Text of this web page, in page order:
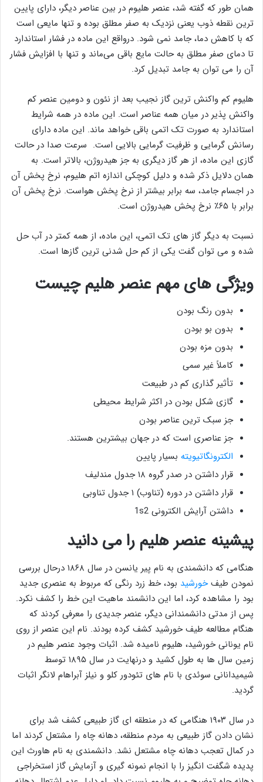
همان طور که گفته شد، عنصر هلیوم در بین عناصر دیگر، دارای پایین‌
ترین نقطه ذوب یعنی نزدیک به صفر مطلق بوده و تنها مایعی است
که با کاهش دما، جامد نمی شود. درواقع این ماده در فشار استاندارد
تا دمای صفر مطلق به حالت مایع باقی می‌ماند و تنها با افزایش فشار
آن را می توان به جامد تبدیل کرد.
هلیوم کم واکنش ترین گاز نجیب بعد از نئون و دومین عنصر کم
واکنش پذیر در میان همه عناصر است. این ماده در همه شرایط
استاندارد به صورت تک ‌اتمی باقی خواهد ‌ماند. این ماده دارای
رسانش گرمایی و ظرفیت گرمایی بالایی است. سرعت صدا در حالت
گازی این ماده، از هر گاز دیگری به جز هیدروژن، بالاتر است. به
همان دلایل ذکر شده و دلیل کوچکی اندازه اتم هلیوم، نرخ پخش آن
در اجسام جامد، سه برابر بیشتر از نرخ پخش هواست. نرخ پخش آن
برابر با ۶۵٪ نرخ پخش هیدروژن است.
نسبت به دیگر گاز های تک اتمی، این ماده، از همه کمتر در آب حل
شده و می توان گفت یکی از کم حل شدنی ترین گازها است.
ویژگی های مهم عنصر هلیم چیست
بدون رنگ بودن
بدون بو بودن
بدون مزه بودن
کاملاً غیر سمی
تأثیر گذاری کم در طبیعت
گازی شکل بودن در اکثر شرایط محیطی
جز سبک ترین عناصر بودن
جز عناصری است که در جهان بیشترین هستند.
الکترونگاتیویته بسیار پایین
قرار داشتن در صدر گروه ۱۸ جدول مندلیف
قرار داشتن در دوره (تناوب) ۱ جدول تناوبی
داشتن آرایش الکترونی 1s2
پیشینه عنصر هلیم را می دانید
هنگامی که دانشمندی به نام پیر یانسن در سال ۱۸۶۸ درحال بررسی
نمودن طیفخورشید بود، خط زرد رنگی که مربوط به عنصری جدید
بود را مشاهده کرد، اما این دانشمند ماهیت این خط را کشف نکرد.
پس از مدتی دانشمندانی دیگر، عنصر جدیدی را معرفی کردند که
هنگام مطالعه طیف خورشید کشف کرده بودند. نام این عنصر از روی
نام یونانی خورشید، هلیوم نامیده شد. اثبات وجود عنصر هلیم در
زمین سال ها به طول کشید و درنهایت در سال ۱۸۹۵ توسط
شیمیدانانی سوئدی با نام های تئودور کلو و نیلز آبراهام لانگر اثبات
گردید.
در سال ۱۹۰۳ هنگامی که در منطقه ای گاز طبیعی کشف شد برای
نشان دادن گاز طبیعی به مردم منطقه، دهانه چاه را مشتعل کردند اما
در کمال تعجب دهانه چاه مشتعل نشد. دانشمندی به نام هاورث این
پدیده شگفت انگیز را با انجام نمونه گیری و آزمایش گاز استخراجی